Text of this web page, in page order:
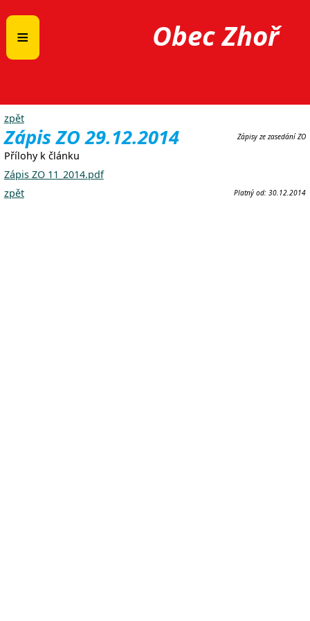
Obec Zhoř
≡
zpět
Zápisy ze zasedání ZO
Zápis ZO 29.12.2014
Přílohy k článku
Zápis ZO 11_2014.pdf
Platný od: 30.12.2014
zpět